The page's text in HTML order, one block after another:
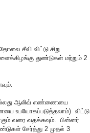
சீவி விட்டு சிறு
துண்டுகள் மற்றும் 2
அல்லது ஆலிவ் எண்ணையை
உபயோகப்படுத்தலாம்) விட்டு
வரை வதக்கவும். பின்னர்
சேர்த்து 2 முதல் 3